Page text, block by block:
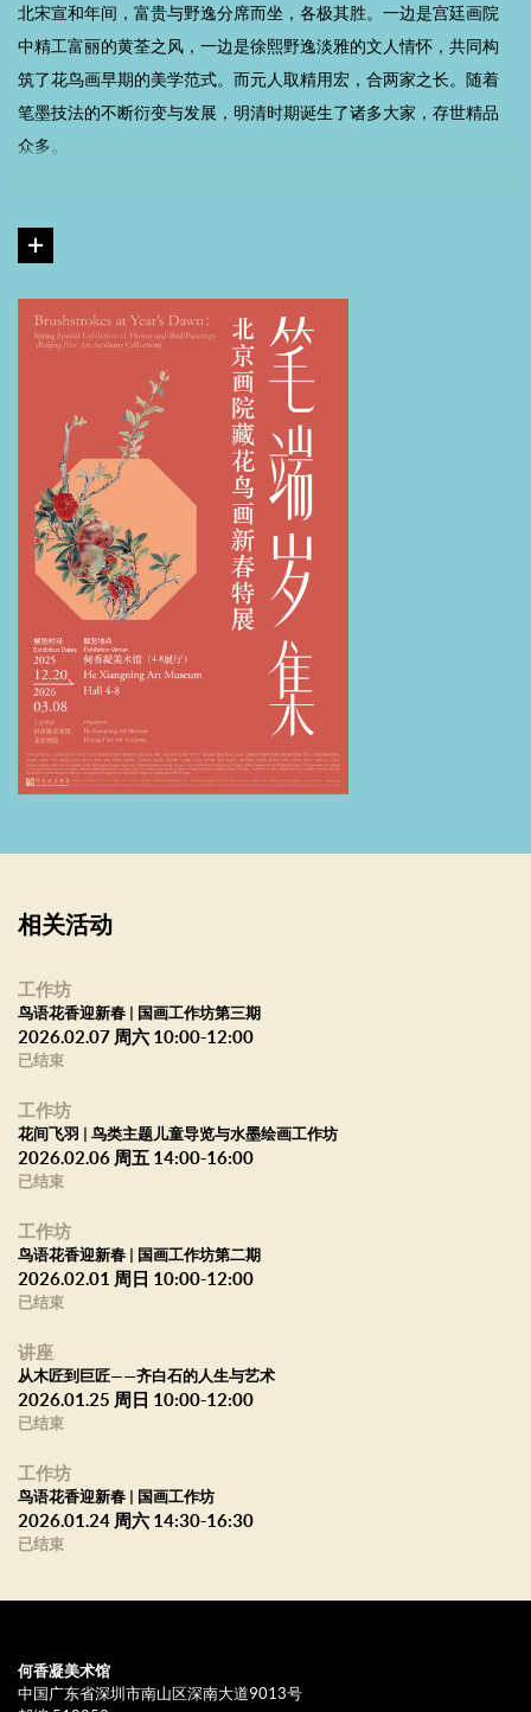
北宋宣和年间，富贵与野逸分席而坐，各极其胜。一边是宫廷画院
中精工富丽的黄荃之风，一边是徐熙野逸淡雅的文人情怀，共同构
筑了花鸟画早期的美学范式。而元人取精用宏，合两家之长。随着
笔墨技法的不断衍变与发展，明清时期诞生了诸多大家，存世精品
众多。
更具时代韵味，如吴昌硕以金石笔意入画，苍茫浑厚；又如齐白石
墨叶”的鲜明风格。他们的艺术实践，不仅延续了传统的文脉，更赋
予花鸟画以强烈的个性与时代感，使其在现代化进程中依然保持鲜
1957年，北京中国画院（北京画院）成立，汇聚了京华艺坛的杰出
力量。花鸟画也在“百花齐放、推陈出新”的文艺方针指引下，迎来了
新的发展机遇。改革开放后，花鸟画创作的笔墨语言、创作心态、
艺术主体等，都发生了转变。活跃的社会环境激发着艺术家们的创
作灵感，昂扬的社会风貌和轻松的创作心态使得许多艺术家开始进
入创作高峰期。纵观新中国成立后的花鸟画创作，既延续了深厚的
民族文脉，又勇于探索现代视觉表达，在“入世”与“守正”之间，构建
出一种兼具时代力量与传统韵味的艺术形态。画家们以笔端寄情，
以意象写心，在百花齐放中铸就时代精神，在笔墨流转间映照民族
气韵。
北京画院与何香凝美术馆多年来保持着密切的交流与合作。值此岁
本次展览分为三大篇章：“春和景明”以冬春更迭为主题，在冬日暖阳
助吉祥花鸟题材，以物寄情，传递美好寓意与人文情怀；“盛世华章”
展现当代中国的发展气象与文化自信。愿这一幅幅灵动的花鸟画
卷，能跨越南北地域之隔，与深圳的观众共迎新春，同绘时代芳
华。
艺术总监：蔡显良
总策划：吴洪亮
展览统筹：程斌、薛良、林帆
展览策划：赵雨桐、易东华
展览组织：陈斌、陈倩、王亚楠
策展助理：周锦嫦、李君君、周朴璇、胡星云、罗无为
展览协调：余湘智、郑智威、王焕然、马雯、付意惟、 吴芸鸿、杜
雨欣、郝熙、冯葳、刘隽颖、吴佳颖
宣传推广：赵越、罗元欣、佟欣鑫、周蓉、郑淇文
藏品管理：孙嘉昌、詹法岳、朱琳、王曌伟、张锏亓
展览设计：良风
相关活动
工作坊
鸟语花香迎新春 | 国画工作坊第三期
2026.02.07 周六 10:00-12:00
已结束
工作坊
花间飞羽 | 鸟类主题儿童导览与水墨绘画工作坊
2026.02.06 周五 14:00-16:00
已结束
工作坊
鸟语花香迎新春 | 国画工作坊第二期
2026.02.01 周日 10:00-12:00
已结束
讲座
从木匠到巨匠——齐白石的人生与艺术
2026.01.25 周日 10:00-12:00
已结束
工作坊
鸟语花香迎新春 | 国画工作坊
2026.01.24 周六 14:30-16:30
已结束
何香凝美术馆
中国广东省深圳市南山区深南大道9013号